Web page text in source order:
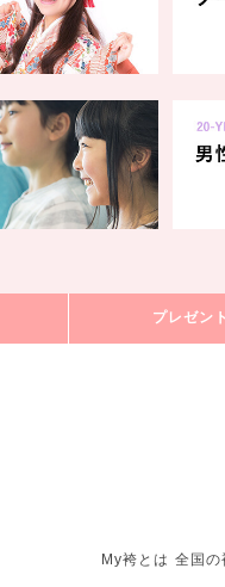
プレゼン
My袴とは 全国